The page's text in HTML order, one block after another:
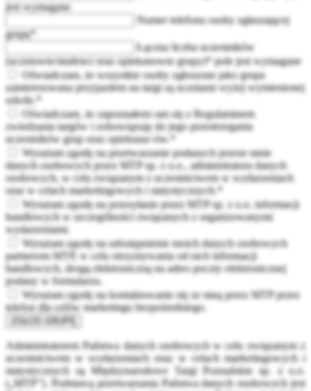
jest wymagane
Numer telefonu osoby zgłaszającej
grupę*
Łączna liczba uczestników
(uczniowie/studenci oraz opiekunowie grupy)* pole jest wymagane
Oświadczam, że wszystkie osoby zgłoszone jako grupa
zainteresowana przyjazdem na targi są uczniami wyżej wymienionej
szkoły.*
Oświadczam, że zapoznałem/-am się z Regulaminem
zwiedzania targów i zobowiązuję do jego przestrzegania
uczestników grup oraz opiekuna/-ów.*
Wyrażam zgodę na przetwarzanie podanych przeze mnie
danych osobowych przez MTP sp. z o.o., administratora danych
osobowych, w celu związanym z uczestnictwem w wydarzeniach
oraz w celach marketingowych i statystycznych.*
Wyrażam zgodę na przesyłanie przez MTP sp. z o.o. informacji
handlowych w szczególności związanych z organizowanymi
wydarzeniami.
Wyrażam zgodę na udostępnienie moich danych osobowych
partnerom MTP, w celu otrzymywania od nich informacji
handlowych, drogą elektroniczną na adres poczty elektronicznej
podany w formularzu.
Wyrażam zgodę na kontaktowanie się ze mną przez MTP przez
telefon dla celów marketingu bezpośredniego.
ZGŁOŚ GRUPĘ
Administratorem Państwa danych osobowych w celu związanym z
uczestnictwem w wydarzeniach oraz w celach marketingowych i
statystycznych są Międzynarodowe Targi Poznańskie sp. z o.o.
(„MTP”). Podstawą przetwarzania Państwa danych osobowych jest